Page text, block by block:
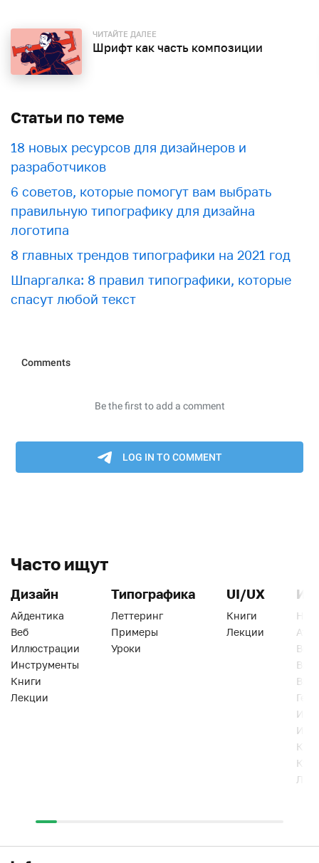
ЧИТАЙТЕ ДАЛЕЕ
Шрифт как часть композиции
Статьи по теме
18 новых ресурсов для дизайнеров и
разработчиков
6 советов, которые помогут вам выбрать
правильную типографику для дизайна
логотипа
8 главных трендов типографики на 2021 год
Шпаргалка: 8 правил типографики, которые
спасут любой текст
Часто ищут
Дизайн
Айдентика
Веб
Иллюстрации
Инструменты
Книги
Лекции
Типографика
Леттеринг
Примеры
Уроки
UI/UX
Книги
Лекции
Веб